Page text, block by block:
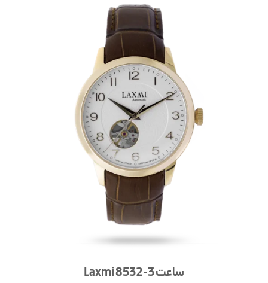
ساعت Laxmi 8532-3